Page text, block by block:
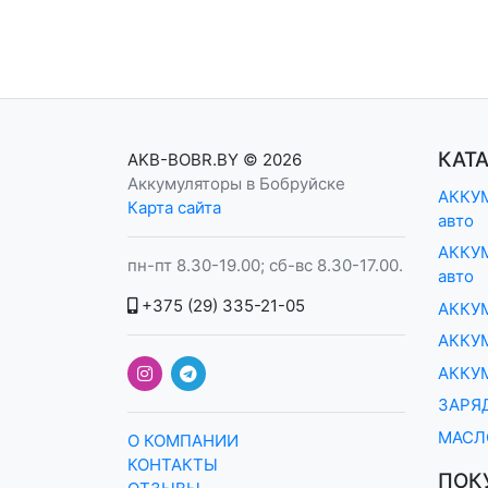
AKB-BOBR.BY © 2026
Аккумуляторы в Бобруйске
Карта сайта
пн-пт 8.30-19.00; сб-вс 8.30-17.00.
+375 (29) 335-21-05
О КОМПАНИИ
КОНТАКТЫ
авто
авто